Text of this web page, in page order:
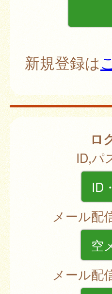
新規登録は
ロ
ID,パ
ID
メール配
空
メール配